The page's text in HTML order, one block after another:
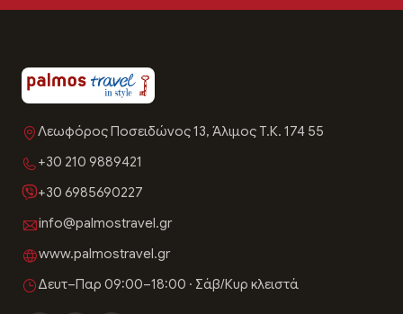
Λεωφόρος Ποσειδώνος 13, Άλιμος Τ.Κ. 174 55
+30 210 9889421
+30 6985690227
info@palmostravel.gr
www.palmostravel.gr
Δευτ–Παρ 09:00–18:00 · Σάβ/Κυρ κλειστά